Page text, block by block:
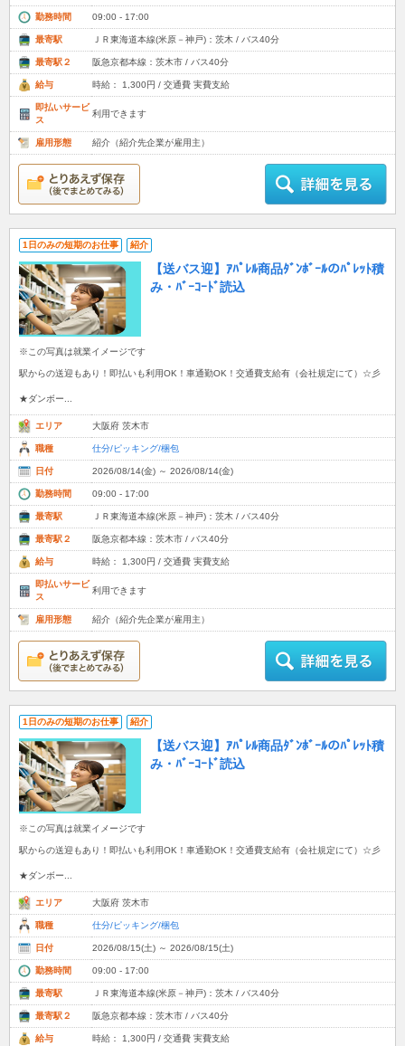
勤務時間 09:00 - 17:00
最寄駅 ＪＲ東海道本線(米原－神戸)：茨木 / バス40分
最寄駅２ 阪急京都本線：茨木市 / バス40分
給与 時給： 1,300円 / 交通費 実費支給
即払いサービ
ス
利用できます
雇用形態 紹介（紹介先企業が雇用主）
1日のみの短期のお仕事 紹介
【送バス迎】ｱﾊﾟﾚﾙ商品ﾀﾞﾝﾎﾞｰﾙのﾊﾟﾚｯﾄ積
み・ﾊﾞｰｺｰﾄﾞ読込
※この写真は就業イメージです
駅からの送迎もあり！即払いも利用OK！車通勤OK！交通費支給有（会社規定にて）☆彡
★ダンボー...
エリア 大阪府 茨木市
職種 仕分/ピッキング/梱包
日付 2026/08/14(金) ～ 2026/08/14(金)
勤務時間 09:00 - 17:00
最寄駅 ＪＲ東海道本線(米原－神戸)：茨木 / バス40分
最寄駅２ 阪急京都本線：茨木市 / バス40分
給与 時給： 1,300円 / 交通費 実費支給
即払いサービ
ス
利用できます
雇用形態 紹介（紹介先企業が雇用主）
1日のみの短期のお仕事 紹介
【送バス迎】ｱﾊﾟﾚﾙ商品ﾀﾞﾝﾎﾞｰﾙのﾊﾟﾚｯﾄ積
み・ﾊﾞｰｺｰﾄﾞ読込
※この写真は就業イメージです
駅からの送迎もあり！即払いも利用OK！車通勤OK！交通費支給有（会社規定にて）☆彡
★ダンボー...
エリア 大阪府 茨木市
職種 仕分/ピッキング/梱包
日付 2026/08/15(土) ～ 2026/08/15(土)
勤務時間 09:00 - 17:00
最寄駅 ＪＲ東海道本線(米原－神戸)：茨木 / バス40分
最寄駅２ 阪急京都本線：茨木市 / バス40分
給与 時給： 1,300円 / 交通費 実費支給